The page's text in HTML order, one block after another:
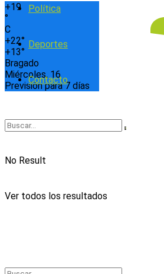
+19
°
C
+22°
+13°
Bragado
Miércoles, 16
Previsión para 7 días
Política
Deportes
Contacto
No Result
Ver todos los resultados